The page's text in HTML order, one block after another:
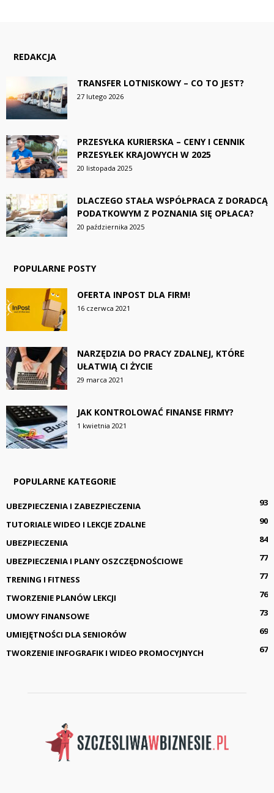
REDAKCJA
TRANSFER LOTNISKOWY – CO TO JEST?
27 lutego 2026
PRZESYŁKA KURIERSKA – CENY I CENNIK
PRZESYŁEK KRAJOWYCH W 2025
20 listopada 2025
DLACZEGO STAŁA WSPÓŁPRACA Z DORADCĄ
PODATKOWYM Z POZNANIA SIĘ OPŁACA?
20 października 2025
POPULARNE POSTY
OFERTA INPOST DLA FIRM!
16 czerwca 2021
NARZĘDZIA DO PRACY ZDALNEJ, KTÓRE
UŁATWIĄ CI ŻYCIE
29 marca 2021
JAK KONTROLOWAĆ FINANSE FIRMY?
1 kwietnia 2021
POPULARNE KATEGORIE
UBEZPIECZENIA I ZABEZPIECZENIA
93
TUTORIALE WIDEO I LEKCJE ZDALNE
90
UBEZPIECZENIA
84
UBEZPIECZENIA I PLANY OSZCZĘDNOŚCIOWE
77
TRENING I FITNESS
77
TWORZENIE PLANÓW LEKCJI
76
UMOWY FINANSOWE
73
UMIEJĘTNOŚCI DLA SENIORÓW
69
TWORZENIE INFOGRAFIK I WIDEO PROMOCYJNYCH
67